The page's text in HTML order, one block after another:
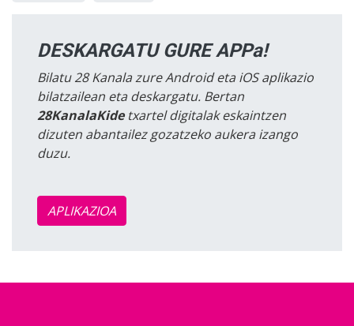
DESKARGATU GURE APPa!
Bilatu 28 Kanala zure Android eta iOS aplikazio
bilatzailean eta deskargatu. Bertan
28KanalaKidetxartel digitalak eskaintzen
dizuten abantailez gozatzeko aukera izango
duzu.
APLIKAZIOA